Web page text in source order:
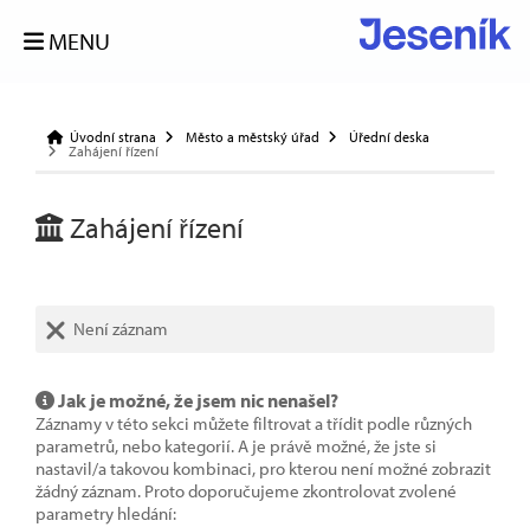
MENU
Úvodní strana Město a městský úřad
Úřední deska
Zahájení řízení
Zahájení řízení
Není záznam
Jak je možné, že jsem nic nenašel?
Záznamy v této sekci můžete filtrovat a třídit podle různých
parametrů, nebo kategorií. A je právě možné, že jste si
nastavil/a takovou kombinaci, pro kterou není možné zobrazit
žádný záznam. Proto doporučujeme zkontrolovat zvolené
parametry hledání: